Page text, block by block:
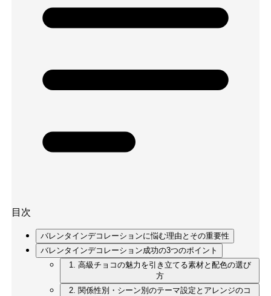
目次
バレンタインデコレーションに悩む理由とその重要性
バレンタインデコレーション成功の3つのポイント
1. 高級チョコの魅力を引き立てる素材と配色の選び
方
2. 関係性別・シーン別のテーマ設定とアレンジのコ